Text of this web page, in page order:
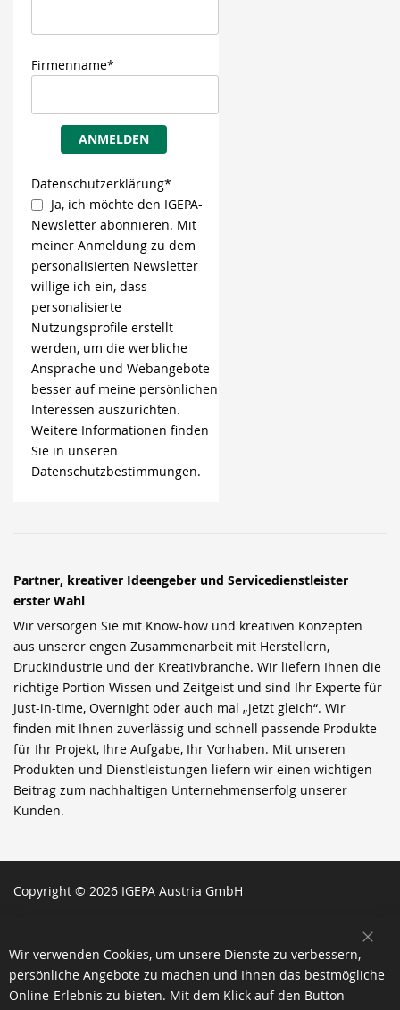
Firmenname*
ANMELDEN
Datenschutzerklärung*
Ja, ich möchte den IGEPA-
Newsletter abonnieren. Mit
meiner Anmeldung zu dem
personalisierten Newsletter
willige ich ein, dass
personalisierte
Nutzungsprofile erstellt
werden, um die werbliche
Ansprache und Webangebote
besser auf meine persönlichen
Interessen auszurichten.
Weitere Informationen finden
Sie in unseren
Datenschutzbestimmungen.
Partner, kreativer Ideengeber und Servicedienstleister
erster Wahl
Wir versorgen Sie mit Know-how und kreativen Konzepten
aus unserer engen Zusammenarbeit mit Herstellern,
Druckindustrie und der Kreativbranche. Wir liefern Ihnen die
richtige Portion Wissen und Zeitgeist und sind Ihr Experte für
Just-in-time, Overnight oder auch mal „jetzt gleich“. Wir
finden mit Ihnen zuverlässig und schnell passende Produkte
für Ihr Projekt, Ihre Aufgabe, Ihr Vorhaben. Mit unseren
Produkten und Dienstleistungen liefern wir einen wichtigen
Beitrag zum nachhaltigen Unternehmenserfolg unserer
Kunden.
Copyright © 2026 IGEPA Austria GmbH
Wir verwenden Cookies, um unsere Dienste zu verbessern,
persönliche Angebote zu machen und Ihnen das bestmögliche
Online-Erlebnis zu bieten. Mit dem Klick auf den Button